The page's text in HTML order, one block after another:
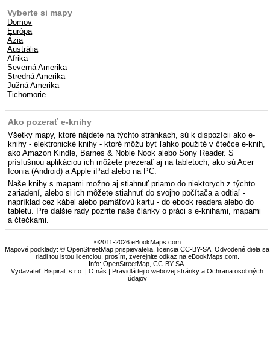
Vyberte si mapy
Domov
Európa
Ázia
Austrália
Afrika
Severná Amerika
Stredná Amerika
Južná Amerika
Tichomorie
Ako pozerať e-knihy
Všetky mapy, ktoré nájdete na týchto stránkach, sú k dispozícii ako e-
knihy - elektronické knihy - ktoré môžu byť ľahko použité v čtečce e-knih,
ako Amazon Kindle, Barnes & Noble Nook alebo Sony Reader. S
príslušnou aplikáciou ich môžete prezerať aj na tabletoch, ako sú Acer
Iconia (Android) a Apple iPad alebo na PC.
Naše knihy s mapami možno aj stiahnuť priamo do niektorych z týchto
zariadení, alebo si ich môžete stiahnuť do svojho počítača a odtiaľ -
napríklad cez kábel alebo pamäťovú kartu - do ebook readera alebo do
tabletu. Pre ďalšie rady pozrite naše články o práci s e-knihami, mapami
a čtečkami.
©2011-2026 eBookMaps.com
Mapové podklady: © OpenStreetMap prispievatelia, licencia CC-BY-SA. Odvodené diela sa
riadi tou istou licenciou, prosím, zverejnite odkaz na eBookMaps.com.
Info:OpenStreetMap ,CC-BY-SA
Vydavateľ: Bispiral, s.r.o. |O nás |Pravidlá tejto webovej stránky a Ochrana osobných
údajov